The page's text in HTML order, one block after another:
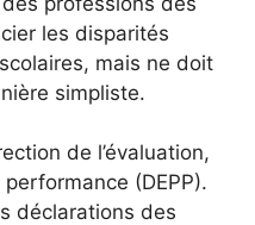
les disparités
mais ne doit
simpliste.
de l’évaluation,
(DEPP).
déclarations des